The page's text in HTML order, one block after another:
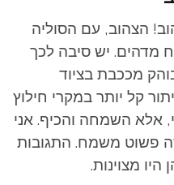
הצהוב, עם הסוליה
מדהים. יש סיבה לכך
מככבת בציוד
קל יותר במקרי חילוץ
אלא השמחה והכיף. אני
פשוט משמח. התגובות
מצוינות.